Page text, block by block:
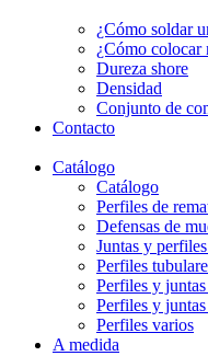
¿Cómo soldar
¿Cómo colocar
Dureza shore
Densidad
Conjunto de
Contacto
Catálogo
Catálogo
Perfiles de
Defensas de
Juntas y
Perfiles
Perfiles y
Perfiles y
Perfiles varios
A medida